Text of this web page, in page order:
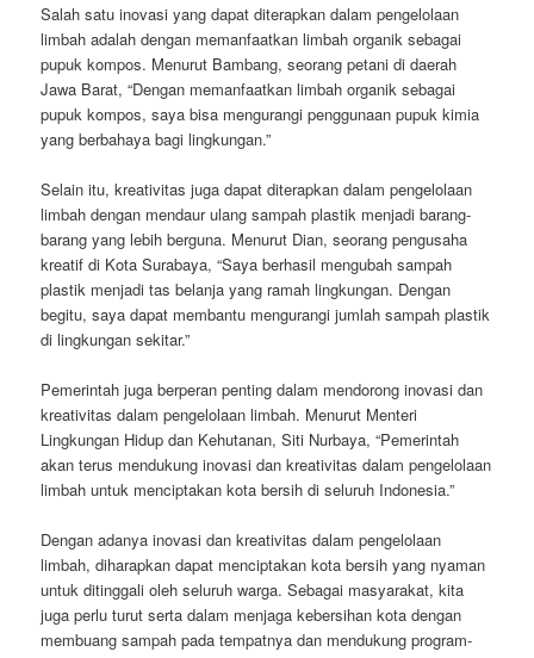
Salah satu inovasi yang dapat diterapkan dalam pengelolaan
limbah adalah dengan memanfaatkan limbah organik sebagai
pupuk kompos. Menurut Bambang, seorang petani di daerah
Jawa Barat, “Dengan memanfaatkan limbah organik sebagai
pupuk kompos, saya bisa mengurangi penggunaan pupuk kimia
yang berbahaya bagi lingkungan.”
Selain itu, kreativitas juga dapat diterapkan dalam pengelolaan
limbah dengan mendaur ulang sampah plastik menjadi barang-
barang yang lebih berguna. Menurut Dian, seorang pengusaha
kreatif di Kota Surabaya, “Saya berhasil mengubah sampah
plastik menjadi tas belanja yang ramah lingkungan. Dengan
begitu, saya dapat membantu mengurangi jumlah sampah plastik
di lingkungan sekitar.”
Pemerintah juga berperan penting dalam mendorong inovasi dan
kreativitas dalam pengelolaan limbah. Menurut Menteri
Lingkungan Hidup dan Kehutanan, Siti Nurbaya, “Pemerintah
akan terus mendukung inovasi dan kreativitas dalam pengelolaan
limbah untuk menciptakan kota bersih di seluruh Indonesia.”
Dengan adanya inovasi dan kreativitas dalam pengelolaan
limbah, diharapkan dapat menciptakan kota bersih yang nyaman
untuk ditinggali oleh seluruh warga. Sebagai masyarakat, kita
juga perlu turut serta dalam menjaga kebersihan kota dengan
membuang sampah pada tempatnya dan mendukung program-